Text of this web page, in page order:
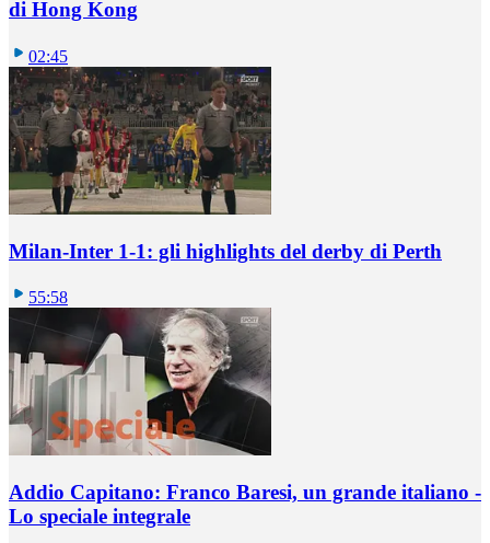
di Hong Kong
02:45
Milan-Inter 1-1: gli highlights del derby di Perth
55:58
Addio Capitano: Franco Baresi, un grande italiano -
Lo speciale integrale